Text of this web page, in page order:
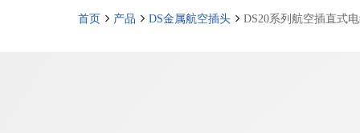
首页 产品 DS金属航空插头